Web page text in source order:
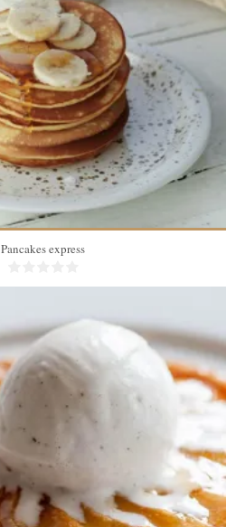
4
12
20 Min
Pancakes express